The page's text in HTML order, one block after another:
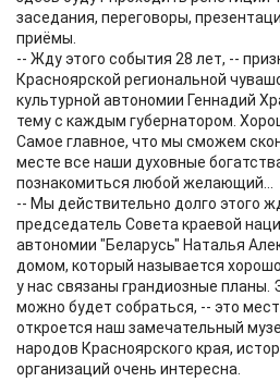
заседания, переговоры,
приёмы.
-- Жду этого события 28 лет, --
Красноярской региональной
культурной автономии Геннадий
тему с каждым губернатором.
Самое главное, что мы сможем
месте все наши духовные
познакомиться любой желающий...
-- Мы действительно долго этого
председатель Совета краевой
автономии "Беларусь" Наталья
домом, который называется
у нас связаны грандиозные планы.
можно будет собраться, -- это
откроется наш замечательный
народов Красноярского края,
организаций очень интересна.